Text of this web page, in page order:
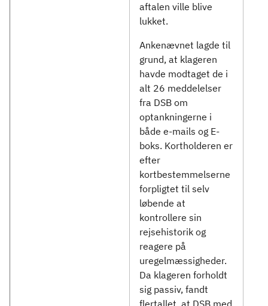
aftalen ville blive
lukket.
Ankenævnet lagde til
grund, at klageren
havde modtaget de i
alt 26 meddelelser
fra DSB om
optankningerne i
både e-mails og E-
boks. Kortholderen er
efter
kortbestemmelserne
forpligtet til selv
løbende at
kontrollere sin
rejsehistorik og
reagere på
uregelmæssigheder.
Da klageren forholdt
sig passiv, fandt
flertallet, at DSB med